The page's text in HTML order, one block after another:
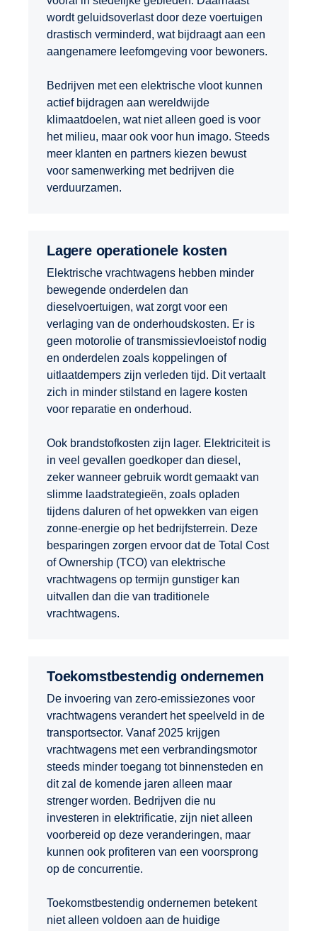
wordt geluidsoverlast door deze voertuigen
drastisch verminderd, wat bijdraagt aan een
aangenamere leefomgeving voor bewoners.
Bedrijven met een elektrische vloot kunnen
actief bijdragen aan wereldwijde
klimaatdoelen, wat niet alleen goed is voor
het milieu, maar ook voor hun imago. Steeds
meer klanten en partners kiezen bewust
voor samenwerking met bedrijven die
verduurzamen.
Lagere operationele kosten
Elektrische vrachtwagens hebben minder
bewegende onderdelen dan
dieselvoertuigen, wat zorgt voor een
verlaging van de onderhoudskosten. Er is
geen motorolie of transmissievloeistof nodig
en onderdelen zoals koppelingen of
uitlaatdempers zijn verleden tijd. Dit vertaalt
zich in minder stilstand en lagere kosten
voor reparatie en onderhoud.
Ook brandstofkosten zijn lager. Elektriciteit is
in veel gevallen goedkoper dan diesel,
zeker wanneer gebruik wordt gemaakt van
slimme laadstrategieën, zoals opladen
tijdens daluren of het opwekken van eigen
zonne-energie op het bedrijfsterrein. Deze
besparingen zorgen ervoor dat de Total Cost
of Ownership (TCO) van elektrische
vrachtwagens op termijn gunstiger kan
uitvallen dan die van traditionele
vrachtwagens.
Toekomstbestendig ondernemen
De invoering van zero-emissiezones voor
vrachtwagens verandert het speelveld in de
transportsector. Vanaf 2025 krijgen
vrachtwagens met een verbrandingsmotor
steeds minder toegang tot binnensteden en
dit zal de komende jaren alleen maar
strenger worden. Bedrijven die nu
investeren in elektrificatie, zijn niet alleen
voorbereid op deze veranderingen, maar
kunnen ook profiteren van een voorsprong
op de concurrentie.
Toekomstbestendig ondernemen betekent
niet alleen voldoen aan de huidige